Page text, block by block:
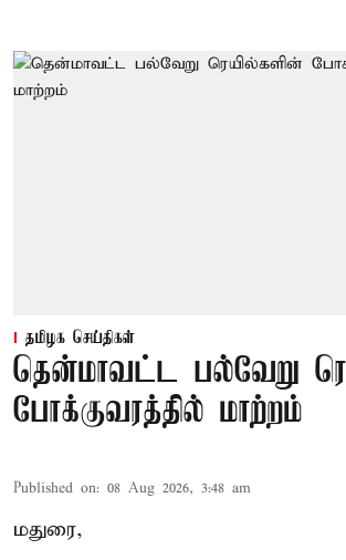
தமிழக செய்திகள்
தென்மாவட்ட பல்வேறு
போக்குவரத்தில் மாற்றம்
Published on: 08 Aug 2026, 3:48 am
மதுரை,